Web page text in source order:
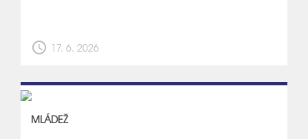
schedule 17. 6. 2026
MLÁDEŽ